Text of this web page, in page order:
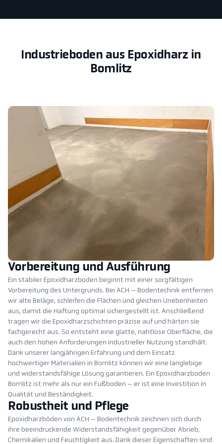
Industrieboden aus Epoxidharz in
Bomlitz
Vorbereitung und Ausführung
Ein stabiler Epoxidharzboden beginnt mit einer sorgfältigen
Vorbereitung des Untergrunds. Bei ACH – Bodentechnik entfernen
wir alte Beläge, schleifen die Flächen und gleichen Unebenheiten
aus, damit die Haftung optimal sichergestellt ist. Anschließend
tragen wir die Epoxidharzschichten präzise auf und härten sie
fachgerecht aus. So entsteht eine glatte, nahtlose Oberfläche, die
auch den hohen Anforderungen industrieller Nutzung standhält.
Dank unserer langjährigen Erfahrung und dem Einsatz
hochwertiger Materialien in Bomlitz können wir eine langlebige
und widerstandsfähige Lösung garantieren. Ein Epoxidharzboden
Bomlitz ist mehr als nur ein Fußboden – er ist eine Investition in
Qualität und Beständigkeit.
Robustheit und Pflege
Epoxidharzböden von ACH – Bodentechnik zeichnen sich durch
ihre beeindruckende Widerstandsfähigkeit gegenüber Abrieb,
Chemikalien und Feuchtigkeit aus. Dank dieser Eigenschaften sind